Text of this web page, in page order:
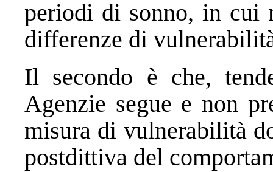
periodi di sonno, in cui
differenze di
Il secondo è che,
Agenzie segue e non
misura di vulnerabilità
postdittiva del